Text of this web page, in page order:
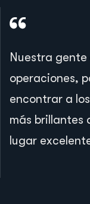
Nuestra gente
operaciones,
encontrar a
más brillantes
lugar